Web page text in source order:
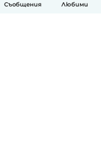
Съобщения Любими